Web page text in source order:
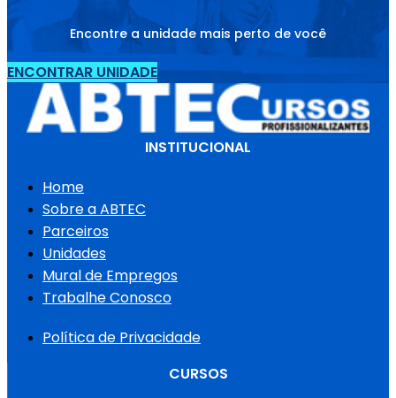
Encontre a unidade mais perto de você
ENCONTRAR UNIDADE
INSTITUCIONAL
Home
Sobre a ABTEC
Parceiros
Unidades
Mural de Empregos
Trabalhe Conosco
Política de Privacidade
CURSOS